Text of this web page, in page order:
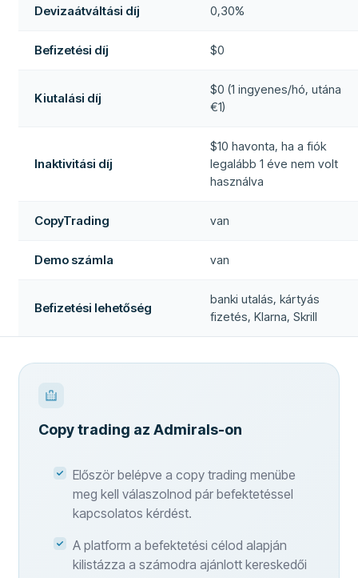
Devizaátváltási díj 0,30%
Befizetési díj $0
Kiutalási díj
$0 (1 ingyenes/hó, utána
€1)
Inaktivitási díj
$10 havonta, ha a fiók
legalább 1 éve nem volt
használva
CopyTrading van
Demo számla van
Befizetési lehetőség
banki utalás, kártyás
fizetés, Klarna, Skrill
Copy trading az Admirals-on
Először belépve a copy trading menübe
meg kell válaszolnod pár befektetéssel
kapcsolatos kérdést.
A platform a befektetési célod alapján
kilistázza a számodra ajánlott kereskedői